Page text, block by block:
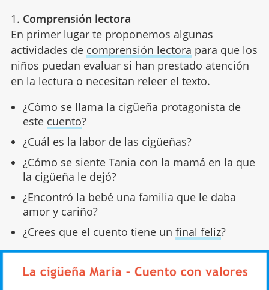
1. Comprensión lectora
En primer lugar te proponemos algunas
actividades de comprensión lectora para que los
niños puedan evaluar si han prestado atención
en la lectura o necesitan releer el texto.
¿Cómo se llama la cigüeña protagonista de
este cuento?
¿Cuál es la labor de las cigüeñas?
¿Cómo se siente Tania con la mamá en la que
la cigüeña le dejó?
¿Encontró la bebé una familia que le daba
amor y cariño?
¿Crees que el cuento tiene un final feliz?